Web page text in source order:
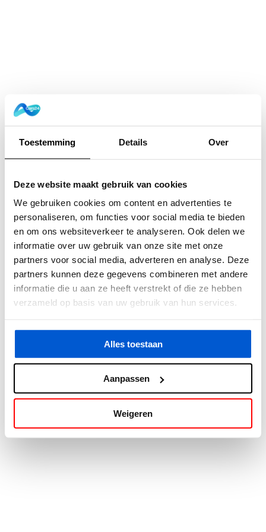
Toestemming Details Over
Deze website maakt gebruik van cookies
We gebruiken cookies om content en advertenties te
personaliseren, om functies voor social media te bieden
en om ons websiteverkeer te analyseren. Ook delen we
informatie over uw gebruik van onze site met onze
partners voor social media, adverteren en analyse. Deze
partners kunnen deze gegevens combineren met andere
informatie die u aan ze heeft verstrekt of die ze hebben
verzameld op basis van uw gebruik van hun services.
Alles toestaan
Aanpassen
Weigeren
Application error: a client-side exception has occurred while
loading www.cars24.nl(see the browser consolefor more
information).